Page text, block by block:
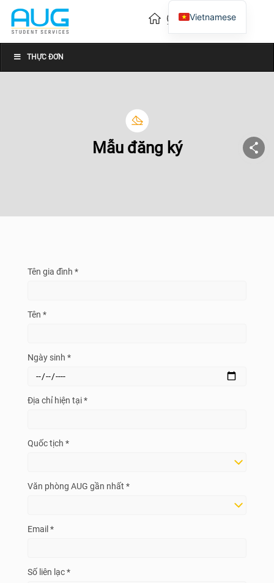
THỰC ĐƠN
Mẫu đăng ký
Tên gia đình *
Tên *
Ngày sinh *
Địa chỉ hiện tại *
Quốc tịch *
Văn phòng AUG gần nhất *
Email *
Số liên lạc *
Vietnamese